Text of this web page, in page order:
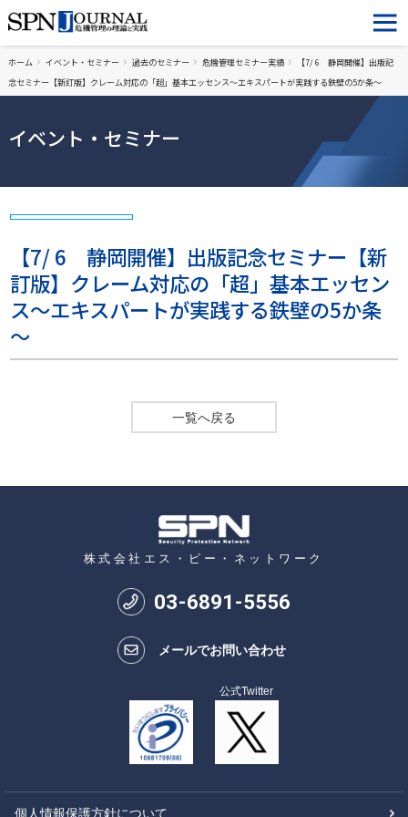
ホーム イベント・セミナー 過去のセミナー 危機管理セミナー実績
【7/ 6 静岡開催】出版記
念セミナー【新訂版】クレーム対応の「超」基本エッセンス～エキスパートが実践する鉄壁の5か条～
イベント・セミナー
【7/ 6 静岡開催】出版記念セミナー【新
訂版】クレーム対応の「超」基本エッセン
ス～エキスパートが実践する鉄壁の5か条
～
一覧へ戻る
株式会社エス・ピー・ネットワーク
03-6891-5556
メールでお問い合わせ
公式Twitter
個人情報保護方針について